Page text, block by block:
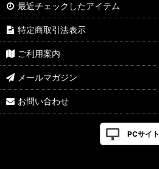
最近チェックしたアイテム
特定商取引法表示
ご利用案内
メールマガジン
お問い合わせ
PCサイト